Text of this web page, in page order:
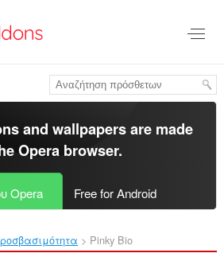
and wallpapers are made
Opera browser.
Opera Free for Android
Pinky Bio‎